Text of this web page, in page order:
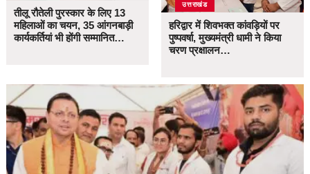
तीलू रौतेली पुरस्कार के लिए 13
महिलाओं का चयन, 35 आंगनबाड़ी
कार्यकर्तियां भी होंगी सम्मानित…
उत्तराखंड
हरिद्वार में शिवभक्त कांवड़ियों पर
पुष्पवर्षा, मुख्यमंत्री धामी ने किया
चरण प्रक्षालन…